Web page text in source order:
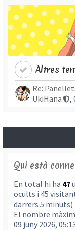
Altres
Re:
UkiHana
,
Qui està
En total hi ha 47
ocults i 45
darrers 5 minuts)
El nombre
09 juny 2026,